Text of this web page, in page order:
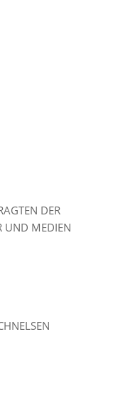
DER
UND MEDIEN